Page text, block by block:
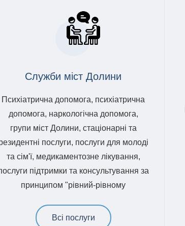
Служби міст Долини
Психіатрична допомога, психіатрична
допомога, наркологічна допомога,
групи міст Долини, стаціонарні та
послуги, послуги для молоді
та сім'ї, медикаментозне лікування,
підтримки та консультування за
принципом "рівний-рівному
Всі послуги